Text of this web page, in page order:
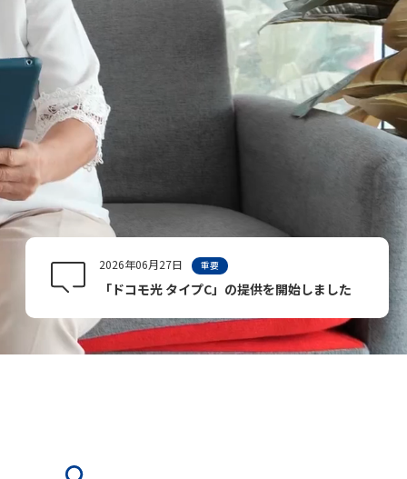
2026年06月27日 重要
「ドコモ光 タイプC」の提供を開始しました